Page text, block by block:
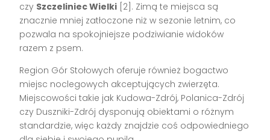
czy Szczeliniec Wielki [2]. Zimą te miejsca są
znacznie mniej zatłoczone niż w sezonie letnim, co
pozwala na spokojniejsze podziwianie widoków
razem z psem.
Region Gór Stołowych oferuje również bogactwo
miejsc noclegowych akceptujących zwierzęta.
Miejscowości takie jak Kudowa-Zdrój, Polanica-Zdrój
czy Duszniki-Zdrój dysponują obiektami o różnym
standardzie, więc każdy znajdzie coś odpowiedniego